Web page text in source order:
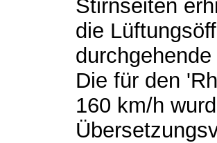
Stirnseiten
die
Die für den
160 km/h